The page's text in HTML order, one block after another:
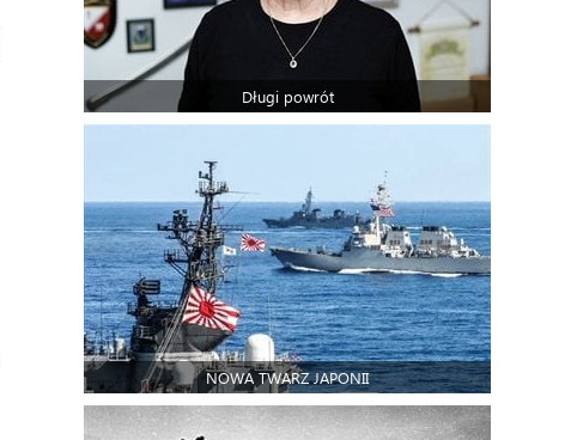
Długi powrót
NOWA TWARZ JAPONII